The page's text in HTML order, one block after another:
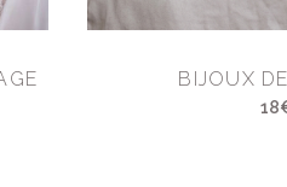
BIJOUX